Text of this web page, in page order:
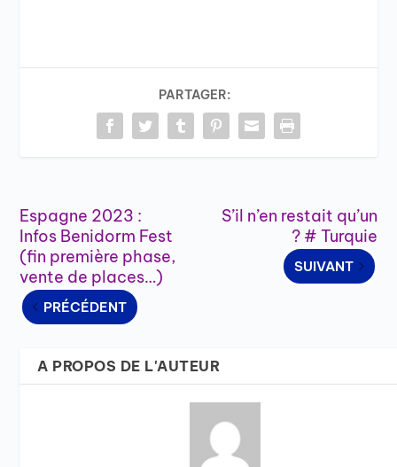
PARTAGER:
Espagne 2023 :
Infos Benidorm Fest
(fin première phase,
vente de places…)
PRÉCÉDENT
S’il n’en restait qu’un
? # Turquie
SUIVANT
A PROPOS DE L'AUTEUR